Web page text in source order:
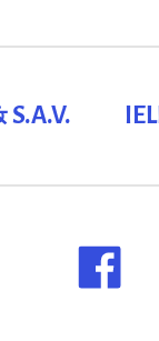
S.A.V.